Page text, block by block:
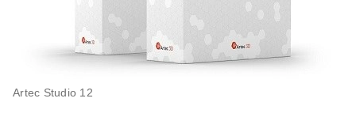
Artec Studio 12